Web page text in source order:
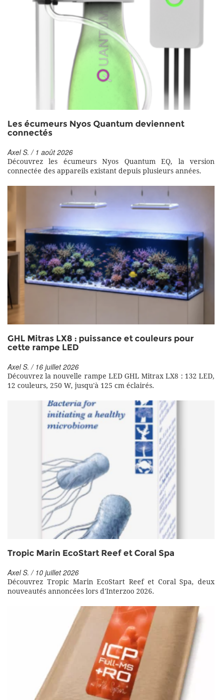
Les écumeurs Nyos Quantum deviennent
connectés
Axel S. / 1 août 2026
Découvrez les écumeurs Nyos Quantum EQ, la version
connectée des appareils existant depuis plusieurs années.
GHL Mitras LX8 : puissance et couleurs pour
cette rampe LED
Axel S. / 16 juillet 2026
Découvrez la nouvelle rampe LED GHL Mitrax LX8 : 132 LED,
12 couleurs, 250 W, jusqu'à 125 cm éclairés.
Tropic Marin EcoStart Reef et Coral Spa
Axel S. / 10 juillet 2026
Découvrez Tropic Marin EcoStart Reef et Coral Spa, deux
nouveautés annoncées lors d'Interzoo 2026.